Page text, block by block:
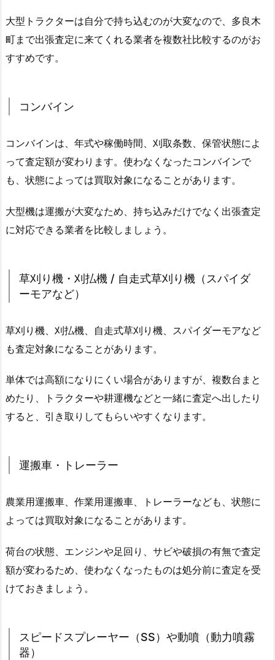
大型トラクターは自分で持ち込むのが大変なので、多良木
町まで出張査定に来てくれる業者を複数社比較するのがお
すすめです。
コンバイン
コンバインは、年式や稼働時間、刈取条数、保管状態によ
って査定額が変わります。使わなくなったコンバインで
も、状態によっては買取対象になることがあります。
大型機は運搬が大変なため、持ち込みだけでなく出張査定
に対応できる業者を比較しましょう。
草刈り機・刈払機 / 自走式草刈り機（スパイダ
ーモアなど）
草刈り機、刈払機、自走式草刈り機、スパイダーモアなど
も査定対象になることがあります。
単体では高額になりにくい場合がありますが、複数台まと
めたり、トラクターや耕運機などと一緒に査定へ出したり
すると、引き取りしてもらいやすくなります。
運搬車・トレーラー
農業用運搬車、作業用運搬車、トレーラーなども、状態に
よっては買取対象になることがあります。
荷台の状態、エンジンや足回り、サビや破損の有無で査定
額が変わるため、使わなくなったものは処分前に査定を受
けておきましょう。
スピードスプレーヤー（SS）や動噴（動力噴霧
器）